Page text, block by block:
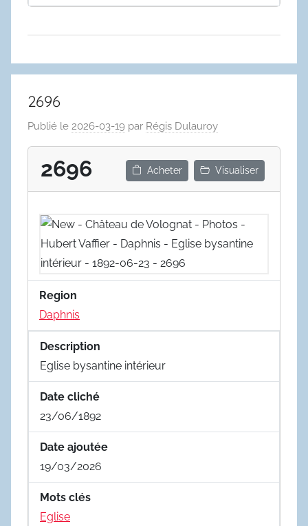
2696
Publié le 2026-03-19 par Régis Dulauroy
2696 Acheter Visualiser
Region
Daphnis
Description
Eglise bysantine intérieur
Date cliché
23/06/1892
Date ajoutée
19/03/2026
Mots clés
Eglise